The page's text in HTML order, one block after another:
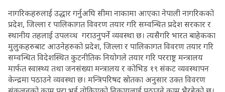
नागरिकहरुलाई उद्धार गर्नुअघि सीमा नाकामा आएका नेपाली नागरिकको
प्रदेश, जिल्ला र पालिकागत विवरण तयार गरि सम्वन्धित प्रदेश सरकार र
स्थानीय तहलाई उपलव्ध गराउनुपर्ने व्यवस्था छ। त्यसैगरि भारत बाहेकका
मुलुकहरुबाट आउनेहरुको प्रदेश, जिल्ला र पालिकागत विवरण तयार गरि
सम्वन्धित विदेशस्थित कुटनीतिक नियोगले तयार गरि परराष्ट्र मन्त्रालय
मार्फत स्वास्थ्य तथा जनसंख्या मन्त्रालय र कोभिड १९ संकट व्यवस्थापन
केन्द्रमा पठाउने व्यवस्था छ। मन्त्रिपरिषद स्रोतका अनुसार उक्त विवरण